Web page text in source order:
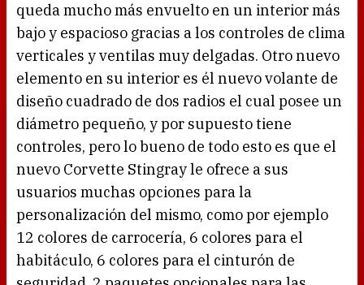
queda mucho más envuelto en un interior más
bajo y espacioso gracias a los controles de clima
verticales y ventilas muy delgadas. Otro nuevo
elemento en su interior es él nuevo volante de
diseño cuadrado de dos radios el cual posee un
diámetro pequeño, y por supuesto tiene
controles, pero lo bueno de todo esto es que el
nuevo Corvette Stingray le ofrece a sus
usuarios muchas opciones para la
personalización del mismo, como por ejemplo
12 colores de carrocería, 6 colores para el
habitáculo, 6 colores para el cinturón de